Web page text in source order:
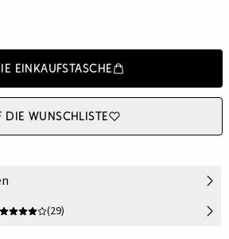
Einkaufstasche
die Wunschliste
(29)